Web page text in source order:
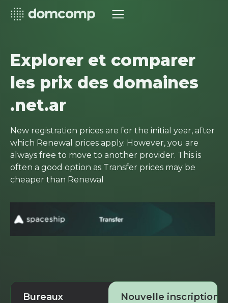
Explorer et comparer
les prix des domaines
.net.ar
New registration prices are for the initial year, after
which Renewal prices apply. However, you are
always free to move to another provider. This is
often a good option as Transfer prices may be
cheaper than Renewal
Bureaux
Nouvelle inscription